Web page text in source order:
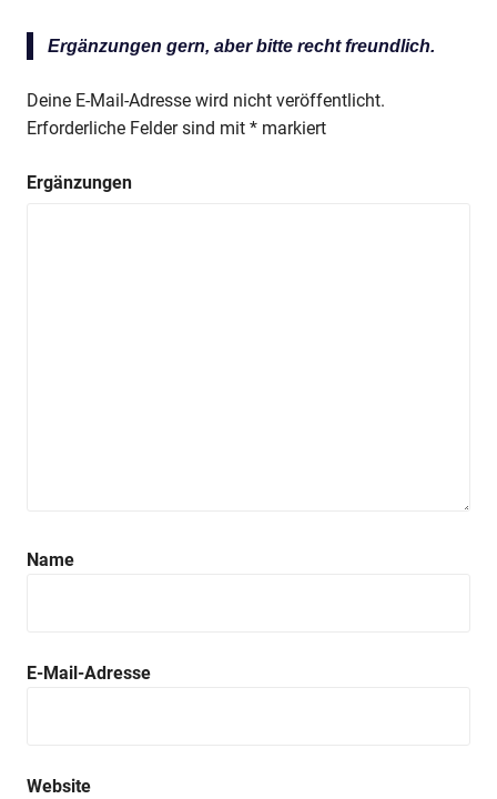
Ergänzungen gern, aber bitte recht freundlich.
Deine E-Mail-Adresse wird nicht veröffentlicht.
Erforderliche Felder sind mit * markiert
Ergänzungen
Name
E-Mail-Adresse
Website